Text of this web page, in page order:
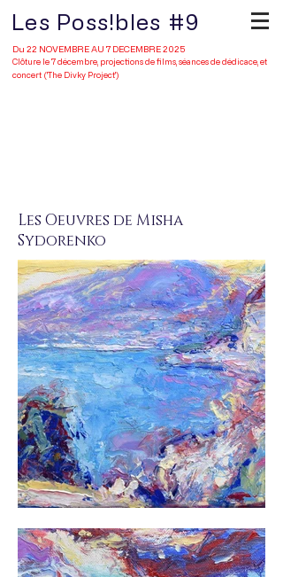
Les Poss!bles #9
Du 22 NOVEMBRE AU 7 DECEMBRE 2025
Clôture le 7 décembre, projections de films, séances de dédicace, et
concert ('The Divky Project')
Les Oeuvres de Misha
Sydorenko